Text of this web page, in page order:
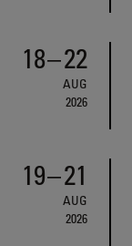
18–22
AUG
2026
19–21
AUG
2026